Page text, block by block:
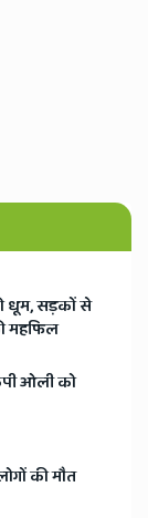
धूम, सड़कों से
महफिल
ओली को
की मौत